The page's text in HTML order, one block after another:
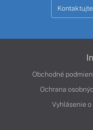
Obchodné
Ochrana
Vyhlásenie